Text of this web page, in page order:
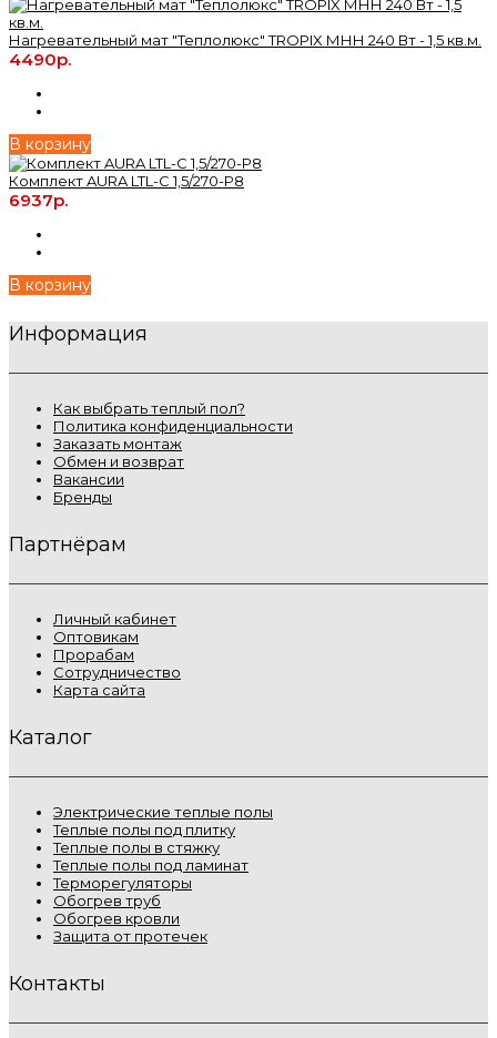
Нагревательный мат "Теплолюкс" TROPIX МНН 240 Вт - 1,5 кв.м.
4490р.
В корзину
Комплект AURA LTL-C 1,5/270-P8
6937р.
В корзину
Информация
Как выбрать теплый пол?
Политика конфиденциальности
Заказать монтаж
Обмен и возврат
Вакансии
Бренды
Партнёрам
Личный кабинет
Оптовикам
Прорабам
Сотрудничество
Карта сайта
Каталог
Электрические теплые полы
Теплые полы под плитку
Теплые полы в стяжку
Теплые полы под ламинат
Терморегуляторы
Обогрев труб
Обогрев кровли
Защита от протечек
Контакты